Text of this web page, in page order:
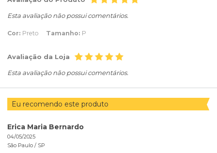
Esta avaliação não possui comentários.
Cor: Preto Tamanho: P
Avaliação da Loja
Esta avaliação não possui comentários.
Eu recomendo este produto
Erica Maria Bernardo
04/05/2025
São Paulo / SP